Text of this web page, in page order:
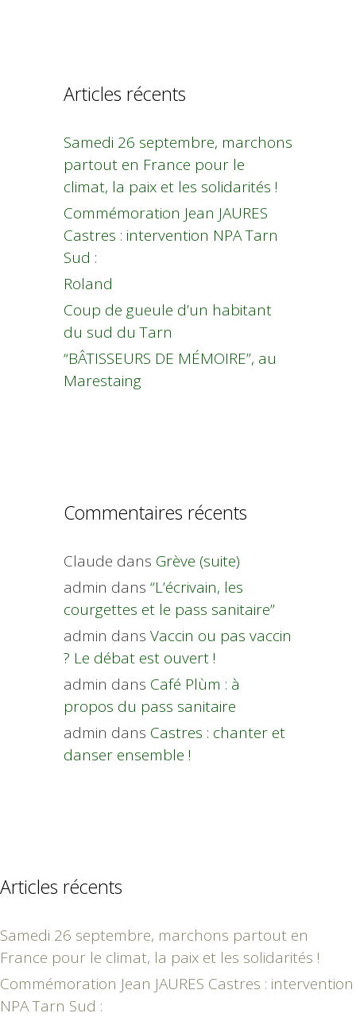
Articles récents
Samedi 26 septembre, marchons
partout en France pour le
climat, la paix et les solidarités !
Commémoration Jean JAURES
Castres : intervention NPA Tarn
Sud :
Roland
Coup de gueule d’un habitant
du sud du Tarn
“BÂTISSEURS DE MÉMOIRE”, au
Marestaing
Commentaires récents
Claude dans Grève (suite)
admin dans “L’écrivain, les
courgettes et le pass sanitaire”
admin dans Vaccin ou pas vaccin
? Le débat est ouvert !
admin dans Café Plùm : à
propos du pass sanitaire
admin dans Castres : chanter et
danser ensemble !
Articles récents
Samedi 26 septembre, marchons partout en
France pour le climat, la paix et les solidarités !
Commémoration Jean JAURES Castres : intervention
NPA Tarn Sud :